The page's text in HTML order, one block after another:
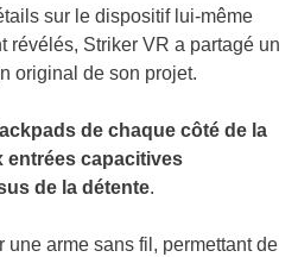
sur le dispositif lui-même
révélés, Striker VR a partagé un
original de son projet.
de chaque côté de la
entrées capacitives
de la détente.
une arme sans fil, permettant de